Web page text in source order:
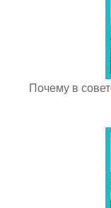
Почему в